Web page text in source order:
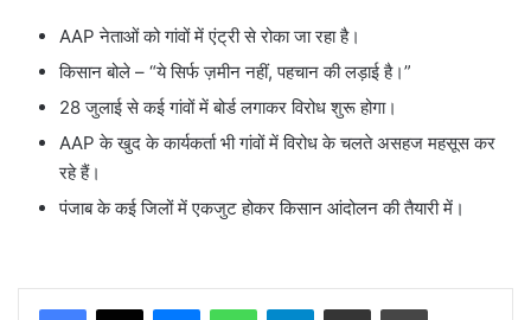
AAP नेताओं को गांवों में एंट्री से रोका जा रहा है।
किसान बोले – “ये सिर्फ ज़मीन नहीं, पहचान की लड़ाई है।”
28 जुलाई से कई गांवों में बोर्ड लगाकर विरोध शुरू होगा।
AAP के खुद के कार्यकर्ता भी गांवों में विरोध के चलते असहज महसूस कर
रहे हैं।
पंजाब के कई जिलों में एकजुट होकर किसान आंदोलन की तैयारी में।
MessengerWhatsAppTelegramShare via Email Print